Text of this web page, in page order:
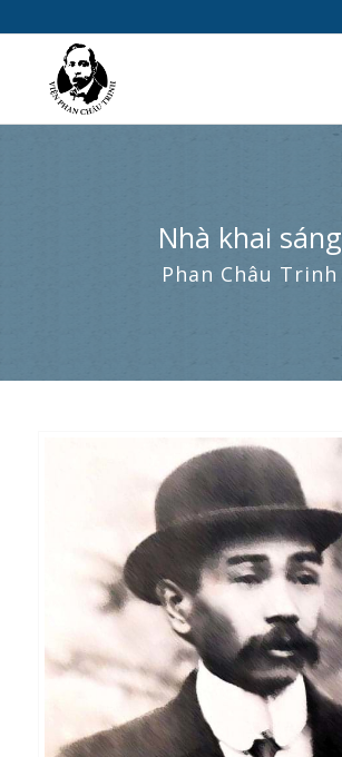
Nhà khai sáng
Phan Châu Trinh